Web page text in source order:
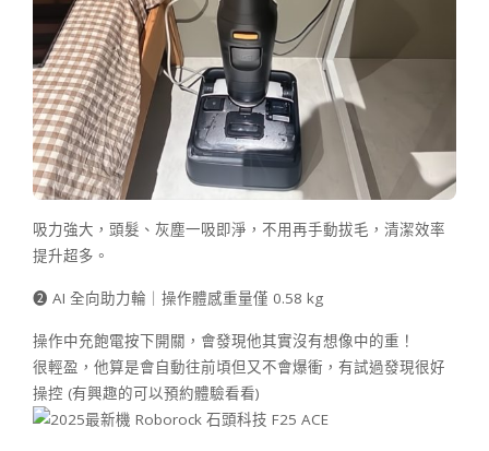
吸力強大，頭髮、灰塵一吸即淨，不用再手動拔毛，清潔效率
提升超多。
➋ AI 全向助力輪｜操作體感重量僅 0.58 kg
操作中充飽電按下開關，會發現他其實沒有想像中的重！
很輕盈，他算是會自動往前頃但又不會爆衝，有試過發現很好
操控 (有興趣的可以預約體驗看看)